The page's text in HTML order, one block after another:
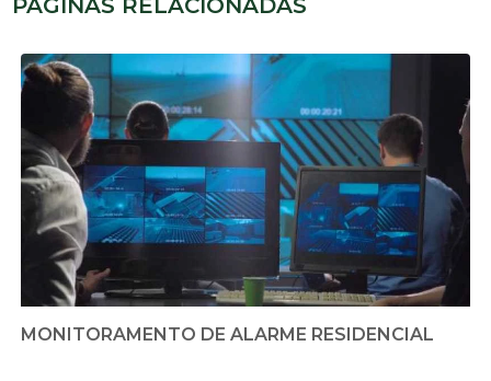
PÁGINAS RELACIONADAS
MONITORAMENTO DE ALARME RESIDENCIAL